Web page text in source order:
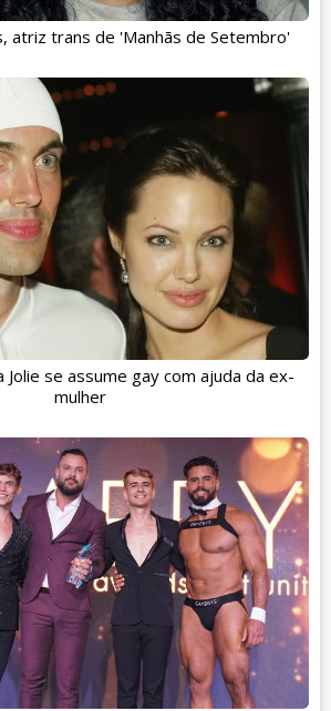
atriz trans de 'Manhãs de Setembro'
Jolie se assume gay com ajuda da ex-
mulher